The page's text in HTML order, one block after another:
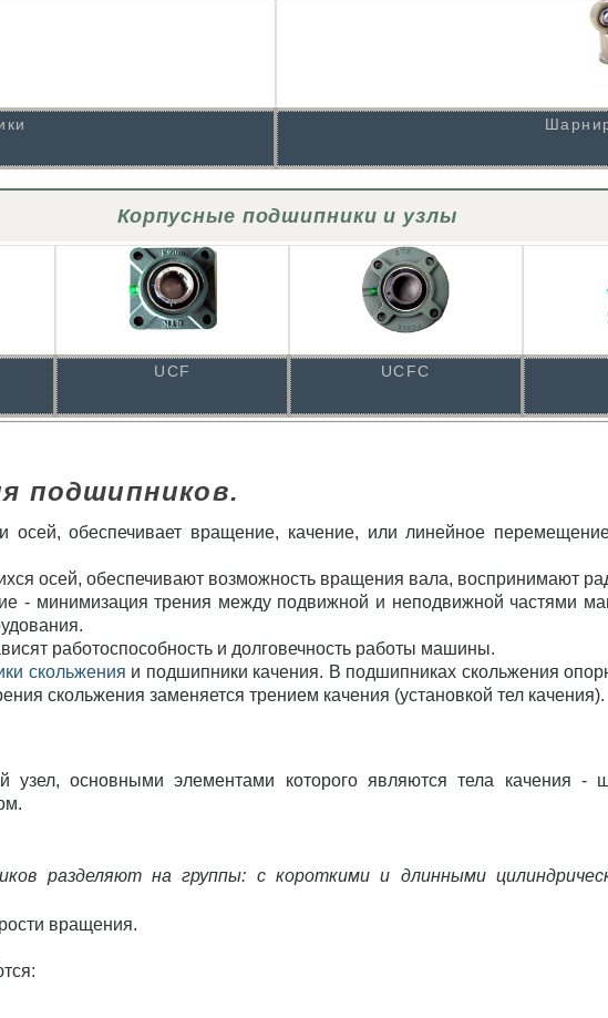
Корпусные подшипники и узлы
UCF UCFC
подшипников.
осей, обеспечивает вращение, качение, или линейное
осей, обеспечивают возможность вращения вала, воспринимают
- минимизация трения между подвижной и неподвижной частями
работоспособность и долговечность работы машины.
скольжения и подшипники качения. В подшипниках скольжения
скольжения заменяется трением качения (установкой тел качения).
узел, основными элементами которого являются тела качения -
разделяют на группы: с короткими и длинными
вращения.